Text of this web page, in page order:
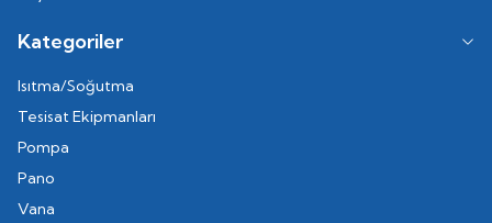
Kategoriler
Isıtma/Soğutma
Tesisat Ekipmanları
Pompa
Pano
Vana